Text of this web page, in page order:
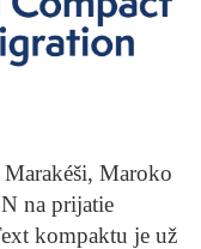
Maroko
na prijatie
kompaktu je už